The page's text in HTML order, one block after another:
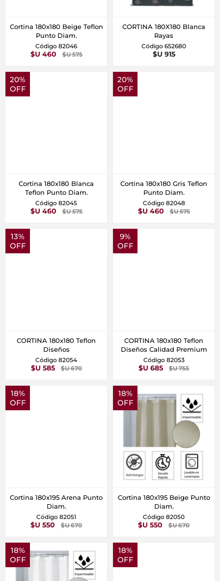
Cortina 180x180 Beige Teflon
Punto Diam.
Código 82046
$U 460 $U 575
CORTINA 180X180 Blanca
Rayas
Código 652680
$U 915
20%
OFF
Cortina 180x180 Blanca
Teflon Punto Diam.
Código 82045
$U 460 $U 575
20%
OFF
Cortina 180x180 Gris Teflon
Punto Diam.
Código 82048
$U 460 $U 575
13%
OFF
CORTINA 180x180 Teflon
Diseños
Código 82054
$U 585 $U 670
9%
OFF
CORTINA 180x180 Teflon
Diseños Calidad Premium
Código 82053
$U 685 $U 755
18%
OFF
Cortina 180x195 Arena Punto
Diam.
Código 82051
$U 550 $U 670
18%
OFF
Cortina 180x195 Beige Punto
Diam.
Código 82050
$U 550 $U 670
18%
OFF
18%
OFF